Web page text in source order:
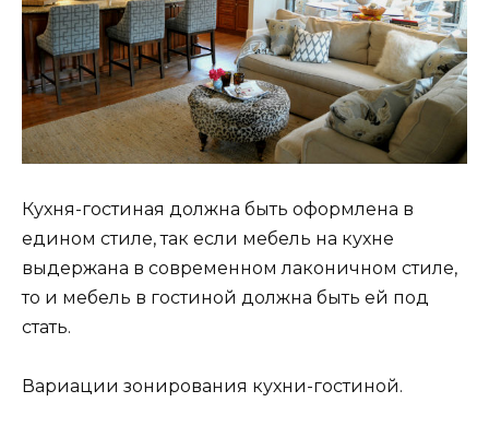
Кухня-гостиная должна быть оформлена в
едином стиле, так если мебель на кухне
выдержана в современном лаконичном стиле,
то и мебель в гостиной должна быть ей под
стать.
Вариации зонирования кухни-гостиной.